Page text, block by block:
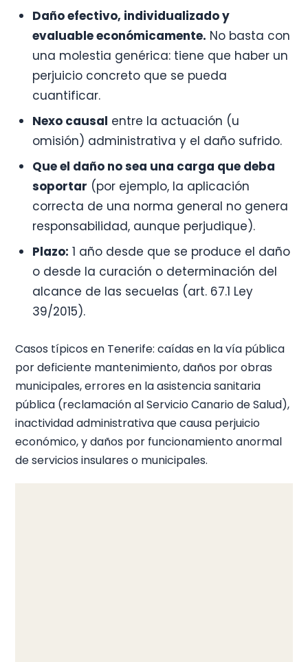
Daño efectivo, individualizado y
evaluable económicamente. No basta con
una molestia genérica: tiene que haber un
perjuicio concreto que se pueda
cuantificar.
Nexo causal entre la actuación (u
omisión) administrativa y el daño sufrido.
Que el daño no sea una carga que deba
soportar (por ejemplo, la aplicación
correcta de una norma general no genera
responsabilidad, aunque perjudique).
Plazo: 1 año desde que se produce el daño
o desde la curación o determinación del
alcance de las secuelas (art. 67.1 Ley
39/2015).
Casos típicos en Tenerife: caídas en la vía pública
por deficiente mantenimiento, daños por obras
municipales, errores en la asistencia sanitaria
pública (reclamación al Servicio Canario de Salud),
inactividad administrativa que causa perjuicio
económico, y daños por funcionamiento anormal
de servicios insulares o municipales.